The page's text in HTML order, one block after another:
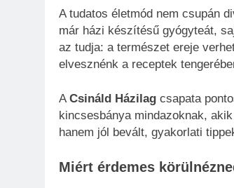
A tudatos életmód nem csupán
már házi készítésű gyógyteát,
az tudja: a természet ereje
elvesznénk a receptek
A Csináld Házilag csapata
kincsesbánya mindazoknak,
hanem jól bevált, gyakorlati
Miért érdemes